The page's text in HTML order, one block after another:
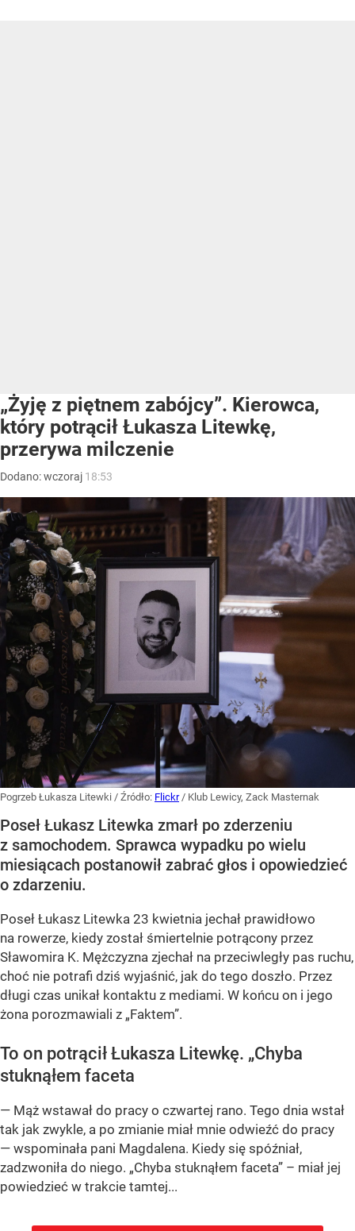
„Żyję z piętnem zabójcy”. Kierowca,
który potrącił Łukasza Litewkę,
przerywa milczenie
Dodano:wczoraj 18:53
Pogrzeb Łukasza Litewki / Źródło: Flickr / Klub Lewicy, Zack Masternak
Poseł Łukasz Litewka zmarł po zderzeniu
z samochodem. Sprawca wypadku po wielu
miesiącach postanowił zabrać głos i opowiedzieć
o zdarzeniu.
Poseł Łukasz Litewka 23 kwietnia jechał prawidłowo
na rowerze, kiedy został śmiertelnie potrącony przez
Sławomira K. Mężczyzna zjechał na przeciwległy pas ruchu,
choć nie potrafi dziś wyjaśnić, jak do tego doszło. Przez
długi czas unikał kontaktu z mediami. W końcu on i jego
żona porozmawiali z „Faktem”.
To on potrącił Łukasza Litewkę. „Chyba
stuknąłem faceta
— Mąż wstawał do pracy o czwartej rano. Tego dnia wstał
tak jak zwykle, a po zmianie miał mnie odwieźć do pracy
— wspominała pani Magdalena. Kiedy się spóźniał,
zadzwoniła do niego. „Chyba stuknąłem faceta” – miał jej
powiedzieć w trakcie tamtej...